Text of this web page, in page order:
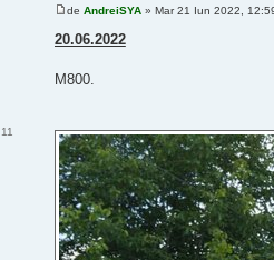
de AndreiSYA» Mar 21 Iun 2022,
20.06.2022
M800.